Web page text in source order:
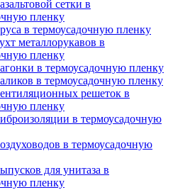
сетки в
пленку
в термоусадочную пленку
металлорукавов в
пленку
в термоусадочную пленку
в термоусадочную пленку
решеток в
пленку
в термоусадочную
в термоусадочную
для унитаза в
пленку